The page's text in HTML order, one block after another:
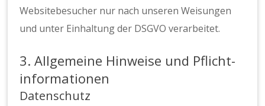
Websitebesucher nur nach unseren Weisungen
und unter Einhaltung der DSGVO verarbeitet.
3. Allgemeine Hinweise und Pflicht­
informationen
Datenschutz